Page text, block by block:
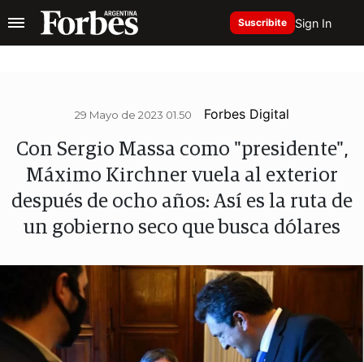
Suscribite Sign In
29 Mayo de 2023 01.50 Forbes Digital
Con Sergio Massa como "presidente",
Máximo Kirchner vuela al exterior
después de ocho años: Así es la ruta de
un gobierno seco que busca dólares